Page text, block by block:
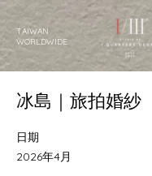
TAIWAN
WORLDWIDE
冰島｜旅拍婚紗
日期
2026年4月